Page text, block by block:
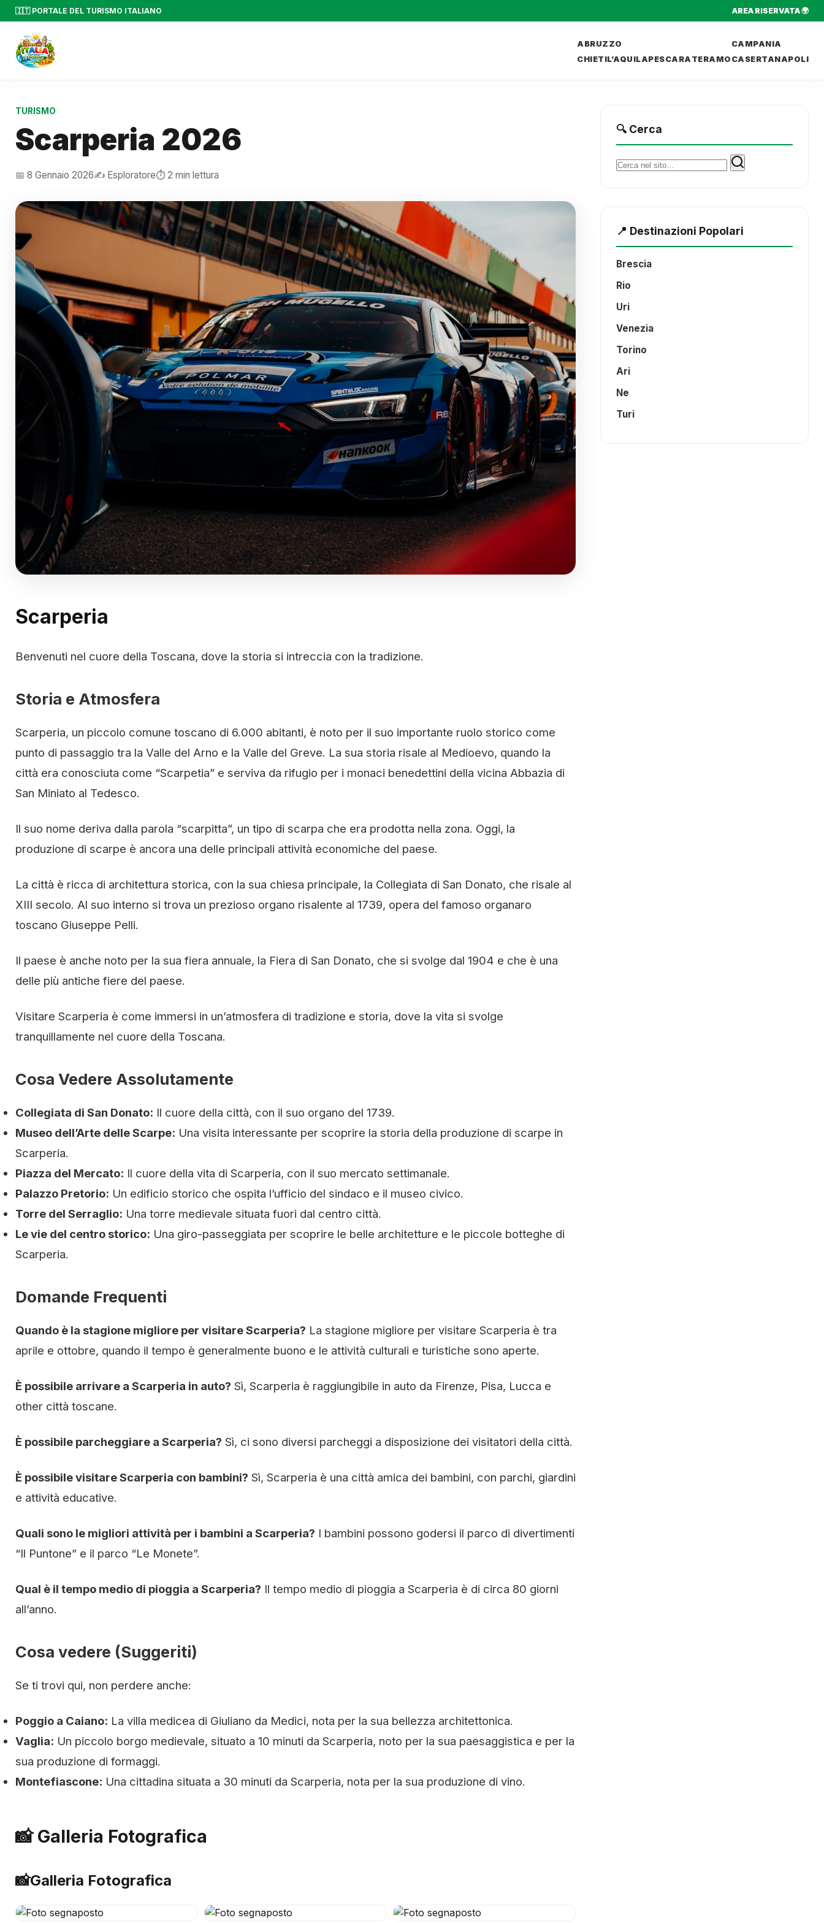
🇮🇹 PORTALE DEL TURISMO ITALIANO AREA RISERVATA 🌍
ABRUZZO
CHIETIL’AQUILAPESCARA TERAMO
CAMPANIA
CASERTANAPOLI
TURISMO
Scarperia 2026
📅 8 Gennaio 2026✍️ Esploratore⏱️ 2 min lettura
Scarperia
Benvenuti nel cuore della Toscana, dove la storia si intreccia con la tradizione.
Storia e Atmosfera
Scarperia, un piccolo comune toscano di 6.000 abitanti, è noto per il suo importante ruolo storico come
punto di passaggio tra la Valle del Arno e la Valle del Greve. La sua storia risale al Medioevo, quando la
città era conosciuta come “Scarpetia” e serviva da rifugio per i monaci benedettini della vicina Abbazia di
San Miniato al Tedesco.
Il suo nome deriva dalla parola “scarpitta”, un tipo di scarpa che era prodotta nella zona. Oggi, la
produzione di scarpe è ancora una delle principali attività economiche del paese.
La città è ricca di architettura storica, con la sua chiesa principale, la Collegiata di San Donato, che risale al
XIII secolo. Al suo interno si trova un prezioso organo risalente al 1739, opera del famoso organaro
toscano Giuseppe Pelli.
Il paese è anche noto per la sua fiera annuale, la Fiera di San Donato, che si svolge dal 1904 e che è una
delle più antiche fiere del paese.
Visitare Scarperia è come immersi in un’atmosfera di tradizione e storia, dove la vita si svolge
tranquillamente nel cuore della Toscana.
Cosa Vedere Assolutamente
Collegiata di San Donato: Il cuore della città, con il suo organo del 1739.
Museo dell’Arte delle Scarpe: Una visita interessante per scoprire la storia della produzione di scarpe in
Scarperia.
Piazza del Mercato: Il cuore della vita di Scarperia, con il suo mercato settimanale.
Palazzo Pretorio: Un edificio storico che ospita l’ufficio del sindaco e il museo civico.
Torre del Serraglio: Una torre medievale situata fuori dal centro città.
Le vie del centro storico: Una giro-passeggiata per scoprire le belle architetture e le piccole botteghe di
Scarperia.
Domande Frequenti
Quando è la stagione migliore per visitare Scarperia? La stagione migliore per visitare Scarperia è tra
aprile e ottobre, quando il tempo è generalmente buono e le attività culturali e turistiche sono aperte.
È possibile arrivare a Scarperia in auto? Sì, Scarperia è raggiungibile in auto da Firenze, Pisa, Lucca e
other città toscane.
È possibile parcheggiare a Scarperia? Sì, ci sono diversi parcheggi a disposizione dei visitatori della città.
È possibile visitare Scarperia con bambini? Sì, Scarperia è una città amica dei bambini, con parchi, giardini
e attività educative.
Quali sono le migliori attività per i bambini a Scarperia? I bambini possono godersi il parco di divertimenti
“Il Puntone” e il parco “Le Monete”.
Qual è il tempo medio di pioggia a Scarperia? Il tempo medio di pioggia a Scarperia è di circa 80 giorni
all’anno.
Cosa vedere (Suggeriti)
Se ti trovi qui, non perdere anche:
Poggio a Caiano: La villa medicea di Giuliano da Medici, nota per la sua bellezza architettonica.
Vaglia: Un piccolo borgo medievale, situato a 10 minuti da Scarperia, noto per la sua paesaggistica e per la
sua produzione di formaggi.
Montefiascone: Una cittadina situata a 30 minuti da Scarperia, nota per la sua produzione di vino.
📸 Galleria Fotografica
📸Galleria Fotografica
🔍 Cerca
Cerca:
📍 Destinazioni Popolari
Brescia
Rio
Uri
Venezia
Torino
Ari
Ne
Turi